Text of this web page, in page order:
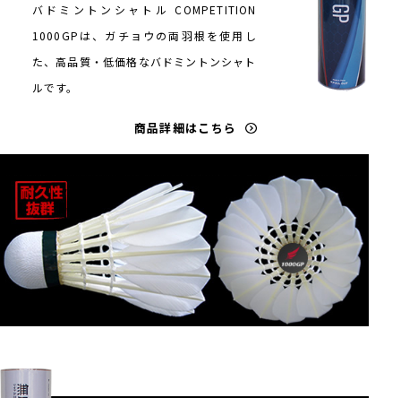
バドミントンシャトル COMPETITION
1000GPは、ガチョウの両羽根を使用し
た、高品質・低価格なバドミントンシャト
ルです。
商品詳細はこちら